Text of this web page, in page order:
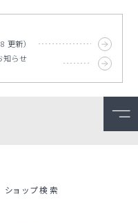
新）
知らせ
ショップ検索